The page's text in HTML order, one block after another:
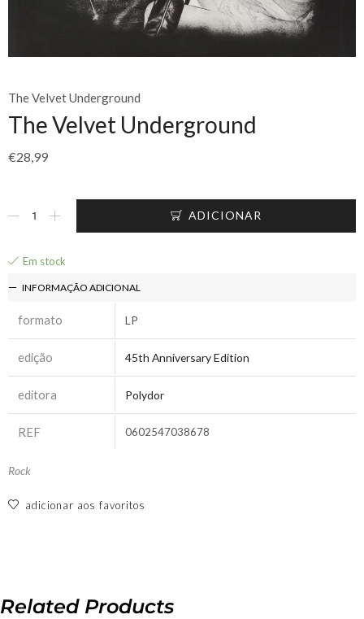
The Velvet Underground
The Velvet Underground
€28,99
ADICIONAR
Em stock
INFORMAÇÃO ADICIONAL
formato LP
edição 45th Anniversary Edition
editora Polydor
REF 0602547038678
Rock
adicionar aos favoritos
Related Products